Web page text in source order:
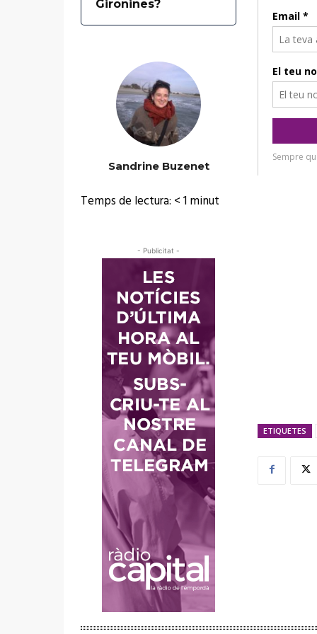
Gironines?
Sandrine Buzenet
Temps de lectura: < 1minut
- Publicitat -
ETIQUETES